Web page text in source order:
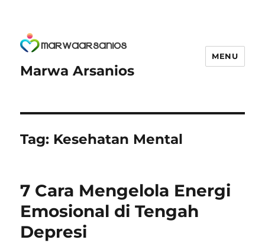
Marwa Arsanios
MENU
Tag: Kesehatan Mental
7 Cara Mengelola Energi
Emosional di Tengah
Depresi